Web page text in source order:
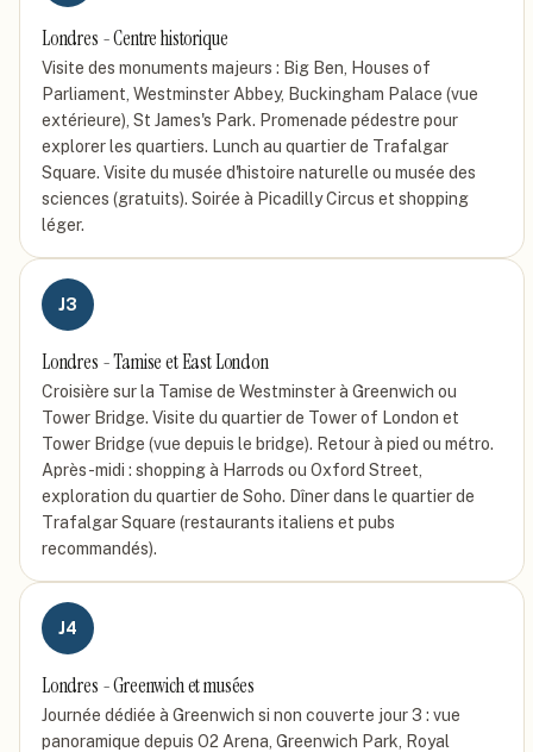
Londres - Centre historique
Visite des monuments majeurs : Big Ben, Houses of
Parliament, Westminster Abbey, Buckingham Palace (vue
extérieure), St James's Park. Promenade pédestre pour
explorer les quartiers. Lunch au quartier de Trafalgar
Square. Visite du musée d'histoire naturelle ou musée des
sciences (gratuits). Soirée à Picadilly Circus et shopping
léger.
J3
Londres - Tamise et East London
Croisière sur la Tamise de Westminster à Greenwich ou
Tower Bridge. Visite du quartier de Tower of London et
Tower Bridge (vue depuis le bridge). Retour à pied ou métro.
Après-midi : shopping à Harrods ou Oxford Street,
exploration du quartier de Soho. Dîner dans le quartier de
Trafalgar Square (restaurants italiens et pubs
recommandés).
J4
Londres - Greenwich et musées
Journée dédiée à Greenwich si non couverte jour 3 : vue
panoramique depuis O2 Arena, Greenwich Park, Royal